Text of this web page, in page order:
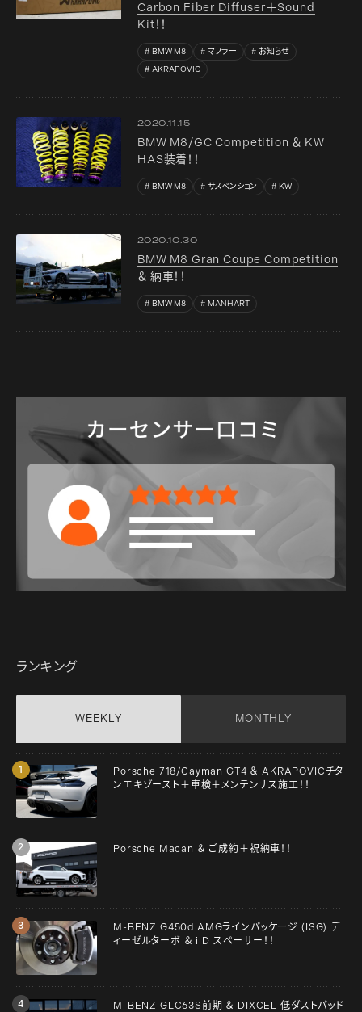
Carbon Fiber Diffuser＋Sound
Kit！！
BMW M8 マフラー
お知らせ
AKRAPOVIC
2020.11.15
BMW M8/GC Competition ＆ KW
HAS装着！！
BMW M8 サスペンション KW
2020.10.30
BMW M8 Gran Coupe Competition
＆ 納車！！
BMW M8 MANHART
ランキング
WEEKLY MONTHLY
Porsche 718/Cayman GT4 ＆ AKRAPOVICチタ
ンエキゾースト＋車検＋メンテンナス施工！！
Porsche Macan ＆ ご成約＋祝納車！！
M-BENZ G450d AMGラインパッケージ (ISG) デ
ィーゼルターボ ＆ iiD スペーサー！！
M-BENZ GLC63S前期 ＆ DIXCEL 低ダストパッド